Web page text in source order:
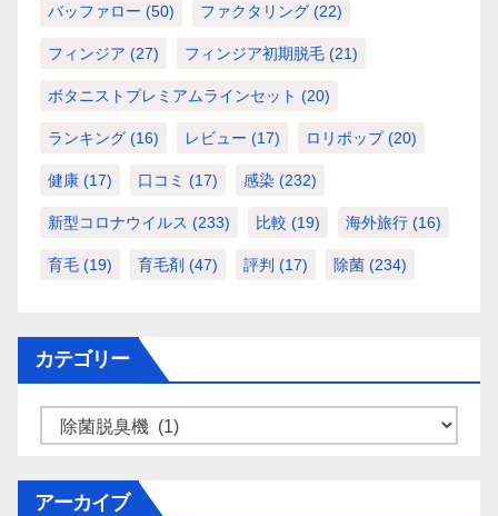
バッファロー (50) ファクタリング (22)
フィンジア (27) フィンジア初期脱毛 (21)
ボタニストプレミアムラインセット (20)
ランキング (16) レビュー (17) ロリポップ(20)
健康 (17) 口コミ (17) 感染 (232)
新型コロナウイルス (233) 比較 (19) 海外旅行 (16)
育毛 (19) 育毛剤 (47) 評判 (17) 除菌 (234)
カテゴリー
アーカイブ